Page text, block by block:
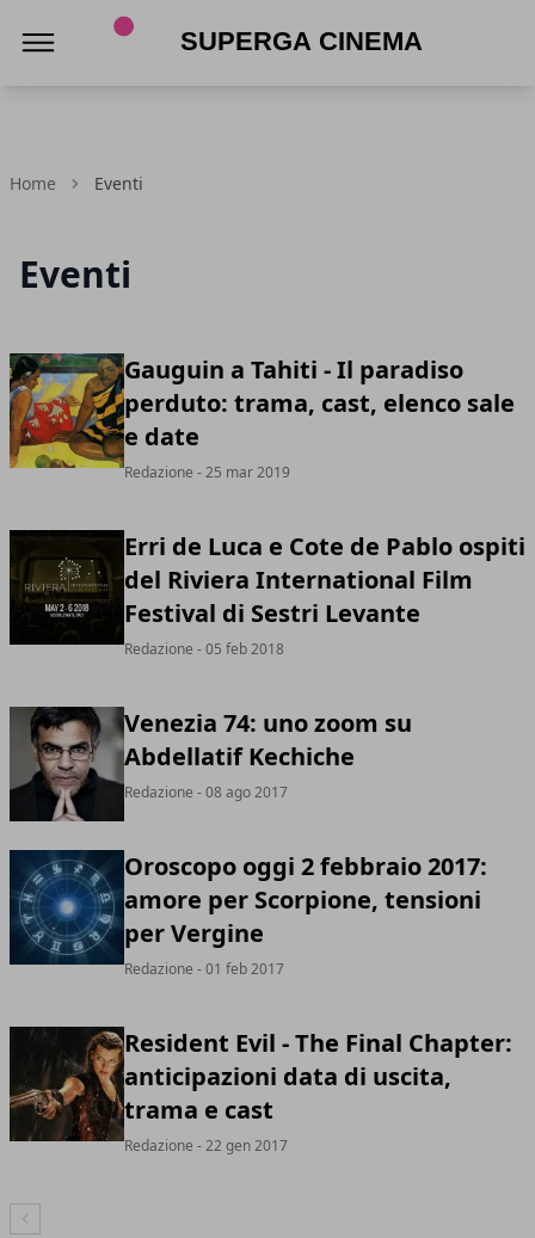
Home Eventi
Eventi
Gauguin a Tahiti - Il paradiso
perduto: trama, cast, elenco sale
e date
Redazione - 25 mar 2019
Erri de Luca e Cote de Pablo ospiti
del Riviera International Film
Festival di Sestri Levante
Redazione - 05 feb 2018
Venezia 74: uno zoom su
Abdellatif Kechiche
Redazione - 08 ago 2017
Oroscopo oggi 2 febbraio 2017:
amore per Scorpione, tensioni
per Vergine
Redazione - 01 feb 2017
Resident Evil - The Final Chapter:
anticipazioni data di uscita,
trama e cast
Redazione - 22 gen 2017
Articolo Precedente